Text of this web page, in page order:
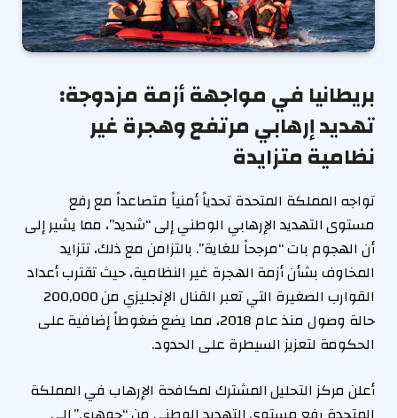
بريطانيا في مواجهة أزمة مزدوجة:
تهديد إرهابي مرتفع وهجرة غير
نظامية متزايدة
تواجه المملكة المتحدة تحدياً أمنياً متصاعداً مع رفع
مستوى التهديد الإرهابي الوطني إلى “شديد”، مما يشير إلى
أن الهجوم بات “مرجحاً للغاية”. بالتزامن مع ذلك، تتزايد
المخاوف بشأن أزمة الهجرة غير النظامية، حيث تقترب أعداد
القوارب الصغيرة التي تعبر القنال الإنجليزي من 200,000
حالة وصول منذ عام 2018، مما يضع ضغوطاً إضافية على
الحكومة لتعزيز السيطرة على الحدود.
أعلن مركز التحليل المشترك لمكافحة الإرهاب في المملكة